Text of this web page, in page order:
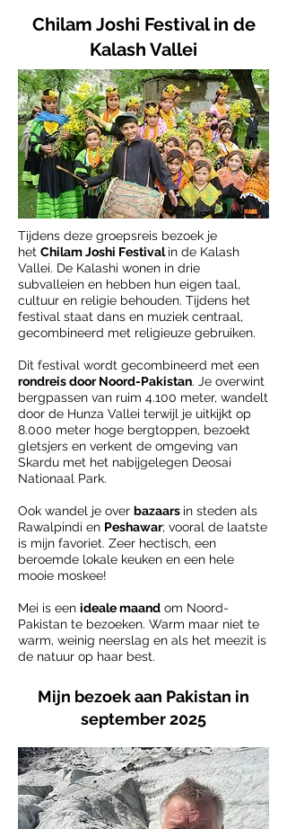
Chilam Joshi Festival in de
Kalash Vallei
Tijdens deze groepsreis bezoek je
het Chilam Joshi Festivalin de Kalash
Vallei. De Kalashi wonen in drie
subvalleien en hebben hun eigen taal,
cultuur en religie behouden. Tijdens het
festival staat dans en muziek centraal,
gecombineerd met religieuze gebruiken.
Dit festival wordt gecombineerd met een
rondreis door Noord-Pakistan. Je overwint
bergpassen van ruim 4.100 meter, wandelt
door de Hunza Vallei terwijl je uitkijkt op
8.000 meter hoge bergtoppen, bezoekt
gletsjers en verkent de omgeving van
Skardu met het nabijgelegen Deosai
Nationaal Park.
Ook wandel je over bazaars in steden als
Rawalpindi en Peshawar; vooral de laatste
is mijn favoriet. Zeer hectisch, een
beroemde lokale keuken en een hele
mooie moskee!
Mei is een ideale maand om Noord-
Pakistan te bezoeken. Warm maar niet te
warm, weinig neerslag en als het meezit is
de natuur op haar best.
Mijn bezoek aan Pakistan in
september 2025